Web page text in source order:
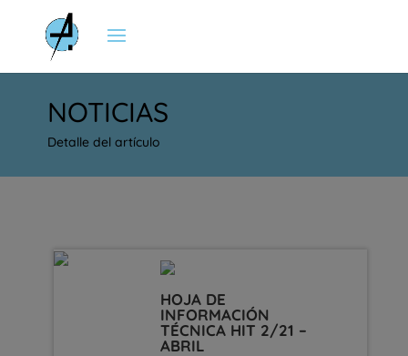
NOTICIAS
Detalle del artículo
HOJA DE
INFORMACIÓN
TÉCNICA HIT 2/21 –
ABRIL